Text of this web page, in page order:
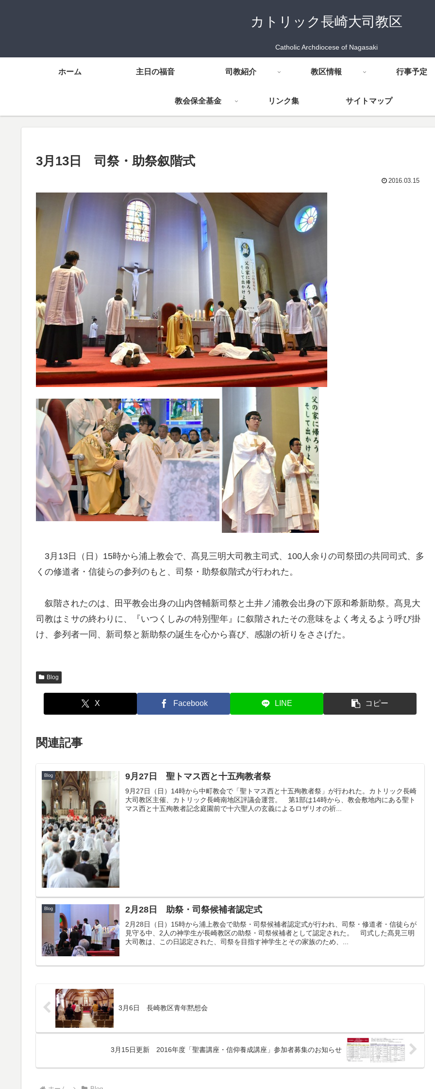
カトリック長崎大司教区
Catholic Archdiocese of Nagasaki
ホーム 主日の福音 司教紹介 教区情報 行事予定
教会保全基金 リンク集 サイトマップ
3月13日 司祭・助祭叙階式
2016.03.15
3月13日（日）15時から浦上教会で、髙見三明大司教主司式、100人余りの司祭団の共同司式、多
くの修道者・信徒らの参列のもと、司祭・助祭叙階式が行われた。
叙階されたのは、田平教会出身の山内啓輔新司祭と土井ノ浦教会出身の下原和希新助祭。髙見大
司教はミサの終わりに、『いつくしみの特別聖年』に叙階されたその意味をよく考えるよう呼び掛
け、参列者一同、新司祭と新助祭の誕生を心から喜び、感謝の祈りをささげた。
Blog
X Facebook LINE コピー
関連記事
Blog 9月27日 聖トマス西と十五殉教者祭
9月27日（日）14時から中町教会で「聖トマス西と十五殉教者祭」が行われた。カトリック長崎
大司教区主催、カトリック長崎南地区評議会運営。 第1部は14時から、教会敷地内にある聖ト
マス西と十五殉教者記念庭園前で十六聖人の玄義によるロザリオの祈...
Blog 2月28日 助祭・司祭候補者認定式
2月28日（日）15時から浦上教会で助祭・司祭候補者認定式が行われ、司祭・修道者・信徒らが
見守る中、2人の神学生が長崎教区の助祭・司祭候補者として認定された。 司式した髙見三明
大司教は、この日認定された、司祭を目指す神学生とその家族のため、...
3月6日 長崎教区青年黙想会
3月15日更新 2016年度「聖書講座・信仰養成講座」参加者募集のお知らせ